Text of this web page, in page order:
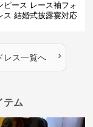
ピース レース袖フォ
ス 結婚式披露宴対応
レス一覧へ ›
テム